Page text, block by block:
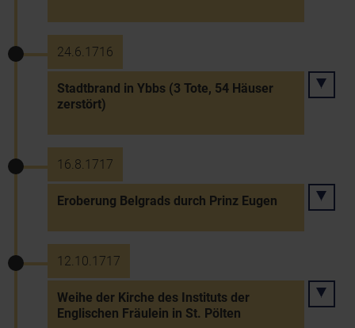
24.6.1716
Stadtbrand in Ybbs (3 Tote, 54 Häuser
zerstört)
16.8.1717
Eroberung Belgrads durch Prinz Eugen
12.10.1717
Weihe der Kirche des Instituts der
Englischen Fräulein in St. Pölten